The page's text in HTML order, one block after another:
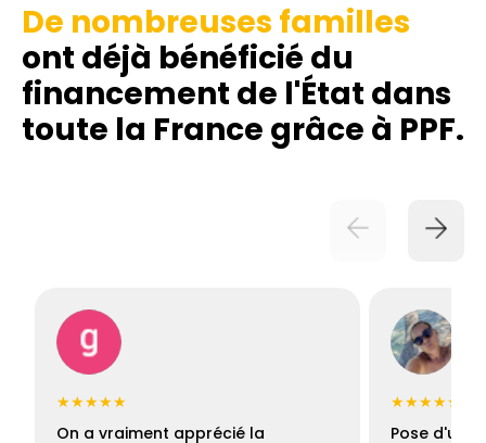
De nombreuses familles
ont déjà bénéficié du
financement de l'État dans
toute la France grâce à PPF.
★★★★★
On a vraiment apprécié la
★★★★★
Pose d'une